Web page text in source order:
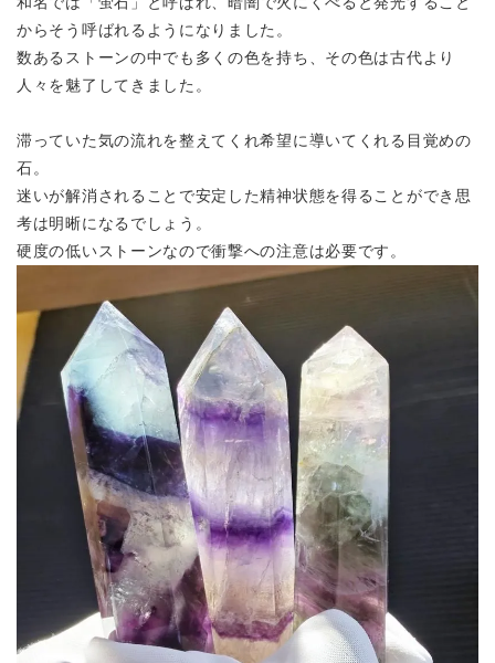
からそう呼ばれるようになりました。
数あるストーンの中でも多くの色を持ち、その色は古代より
人々を魅了してきました。
滞っていた気の流れを整えてくれ希望に導いてくれる目覚めの
石。
迷いが解消されることで安定した精神状態を得ることができ思
考は明晰になるでしょう。
硬度の低いストーンなので衝撃への注意は必要です。